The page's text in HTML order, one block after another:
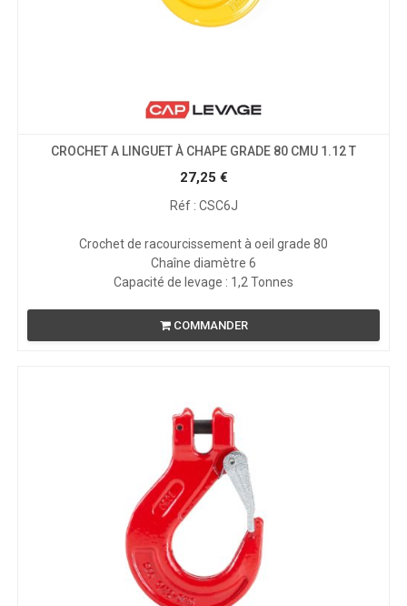
CROCHET A LINGUET À CHAPE GRADE 80 CMU 1.12 T
27,25 €
Réf : CSC6J
Crochet de racourcissement à oeil grade 80
Chaîne diamètre 6
Capacité de levage : 1,2 Tonnes
COMMANDER